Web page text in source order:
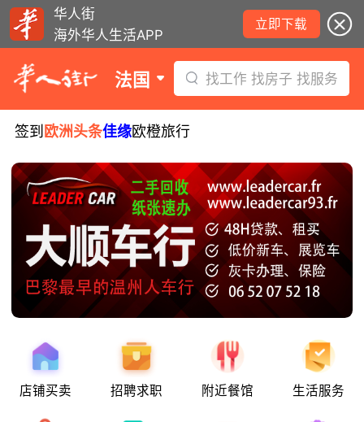
华人街
海外华人生活APP
立即下载
法国 找工作 找房子 找服务
签到 欧洲头条佳缘欧橙旅行
店铺买卖 招聘求职 附近餐馆 生活服务